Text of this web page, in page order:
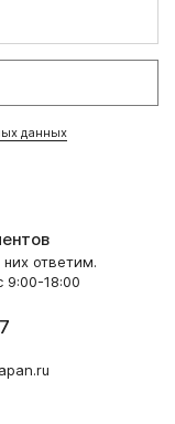
данных
ответим.
9:00-18:00